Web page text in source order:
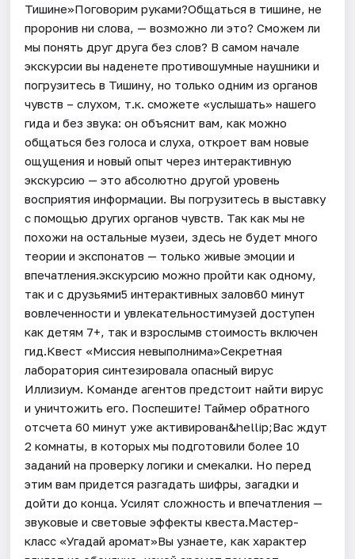
Тишине»Поговорим руками?Общаться в тишине, не
проронив ни слова, — возможно ли это? Сможем ли
мы понять друг друга без слов? В самом начале
экскурсии вы наденете противошумные наушники и
погрузитесь в Тишину, но только одним из органов
чувств – слухом, т.к. сможете «услышать» нашего
гида и без звука: он объяснит вам, как можно
общаться без голоса и слуха, откроет вам новые
ощущения и новый опыт через интерактивную
экскурсию — это абсолютно другой уровень
восприятия информации. Вы погрузитесь в выставку
с помощью других органов чувств. Так как мы не
похожи на остальные музеи, здесь не будет много
теории и экспонатов — только живые эмоции и
впечатления.экскурсию можно пройти как одному,
так и с друзьями5 интерактивных залов60 минут
вовлеченности и увлекательностимузей доступен
как детям 7+, так и взрослымв стоимость включен
гид.Квест «Миссия невыполнима»Секретная
лаборатория синтезировала опасный вирус
Иллизиум. Команде агентов предстоит найти вирус
и уничтожить его. Поспешите! Таймер обратного
отсчета 60 минут уже активирован&hellip;Вас ждут
2 комнаты, в которых мы подготовили более 10
заданий на проверку логики и смекалки. Но перед
этим вам придется разгадать шифры, загадки и
дойти до конца. Усилят сложность и впечатления —
звуковые и световые эффекты квеста.Мастер-
класс «Угадай аромат»Вы узнаете, как характер